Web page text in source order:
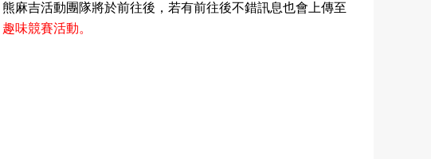
熊麻吉活動團隊將於前往後，若有前往後不錯訊息也會上傳至
趣味競賽活動。